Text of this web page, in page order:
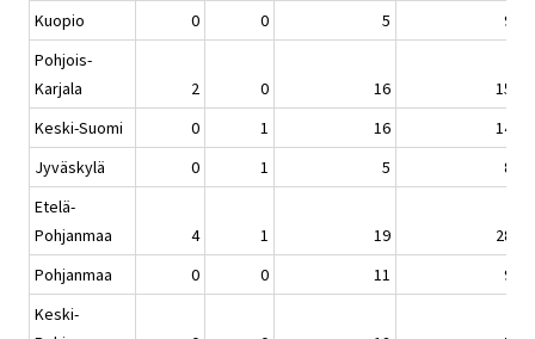
Kuopio
0 0 5
9
Pohjois-
Karjala
2 0 16
15
Keski-Suomi
0 1 16
14
Jyväskylä
0 1 5
8
Etelä-
Pohjanmaa
4 1 19
28
Pohjanmaa
0 0 11
9
Keski-